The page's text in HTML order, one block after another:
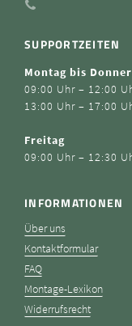
SUPPORTZEITEN
Montag bis
09:00 Uhr – 12:00
13:00 Uhr – 17:00
Freitag
09:00 Uhr – 12:30
INFORMATIONEN
Über uns
Kontaktformular
FAQ
Montage-Lexikon
Widerrufsrecht